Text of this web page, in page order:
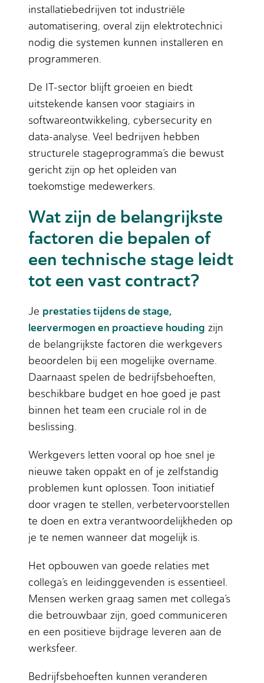
installatiebedrijven tot industriële
automatisering, overal zijn elektrotechnici
nodig die systemen kunnen installeren en
programmeren.
De IT-sector blijft groeien en biedt
uitstekende kansen voor stagiairs in
softwareontwikkeling, cybersecurity en
data-analyse. Veel bedrijven hebben
structurele stageprogramma’s die bewust
gericht zijn op het opleiden van
toekomstige medewerkers.
Wat zijn de belangrijkste
factoren die bepalen of
een technische stage leidt
tot een vast contract?
Je prestaties tijdens de stage,
leervermogen en proactieve houding zijn
de belangrijkste factoren die werkgevers
beoordelen bij een mogelijke overname.
Daarnaast spelen de bedrijfsbehoeften,
beschikbare budget en hoe goed je past
binnen het team een cruciale rol in de
beslissing.
Werkgevers letten vooral op hoe snel je
nieuwe taken oppakt en of je zelfstandig
problemen kunt oplossen. Toon initiatief
door vragen te stellen, verbetervoorstellen
te doen en extra verantwoordelijkheden op
je te nemen wanneer dat mogelijk is.
Het opbouwen van goede relaties met
collega’s en leidinggevenden is essentieel.
Mensen werken graag samen met collega’s
die betrouwbaar zijn, goed communiceren
en een positieve bijdrage leveren aan de
werksfeer.
Bedrijfsbehoeften kunnen veranderen